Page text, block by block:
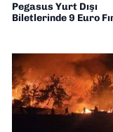
Pegasus Yurt Dışı
Biletlerinde 9 Euro